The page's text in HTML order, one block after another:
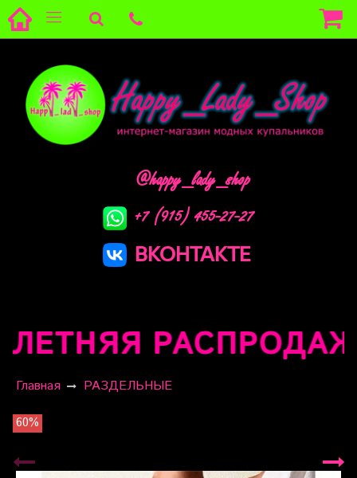
@happy_lady_shop
+7 (915) 455-27-27
ВКОНТАКТЕ
РАСПРОДАЖА
Главная РАЗДЕЛЬНЫЕ
60%